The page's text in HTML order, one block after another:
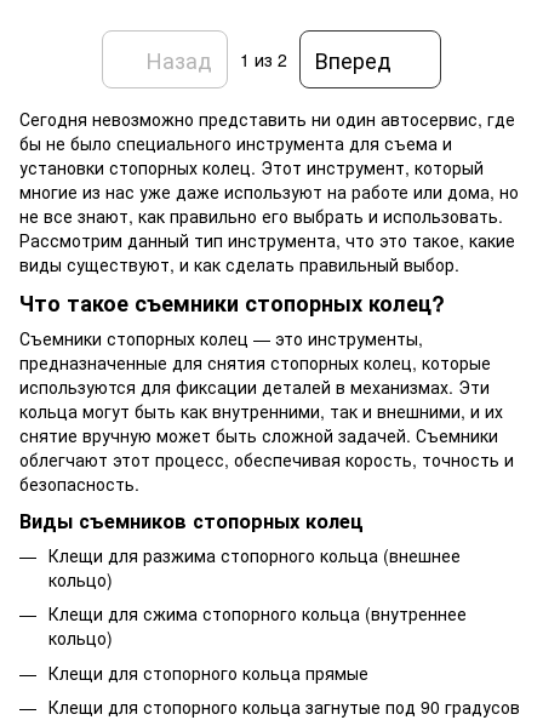
Назад 1 из 2 Вперед
Сегодня невозможно представить ни один автосервис, где
бы не было специального инструмента для съема и
установки стопорных колец. Этот инструмент, который
многие из нас уже даже используют на работе или дома, но
не все знают, как правильно его выбрать и использовать.
Рассмотрим данный тип инструмента, что это такое, какие
виды существуют, и как сделать правильный выбор.
Что такое съемники стопорных колец?
Съемники стопорных колец — это инструменты,
предназначенные для снятия стопорных колец, которые
используются для фиксации деталей в механизмах. Эти
кольца могут быть как внутренними, так и внешними, и их
снятие вручную может быть сложной задачей. Съемники
облегчают этот процесс, обеспечивая корость, точность и
безопасность.
Виды съемников стопорных колец
Клещи для разжима стопорного кольца (внешнее
кольцо)
Клещи для сжима стопорного кольца (внутреннее
кольцо)
Клещи для стопорного кольца прямые
Клещи для стопорного кольца загнутые под 90 градусов